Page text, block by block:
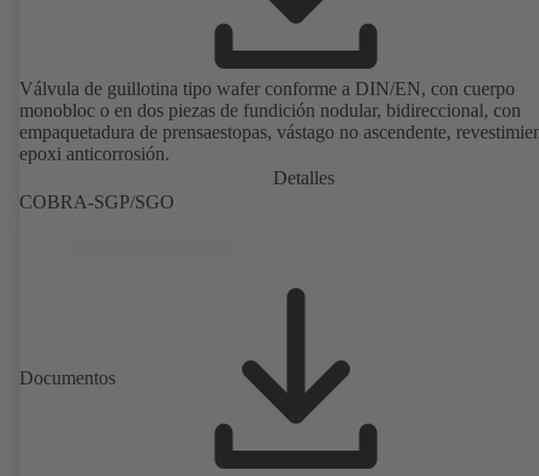
Válvula de guillotina tipo wafer conforme a DIN/EN, con cuerpo
monobloc o en dos piezas de fundición nodular, bidireccional, con
empaquetadura de prensaestopas, vástago no ascendente,
epoxi anticorrosión.
Detalles
COBRA-SGP/SGO
Documentos